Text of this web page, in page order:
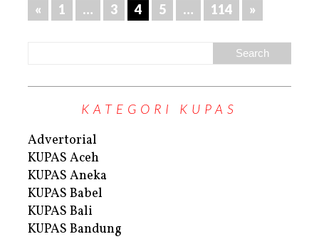
« 1 … 3 4 5 … 114 »
KATEGORI KUPAS
Advertorial
KUPAS Aceh
KUPAS Aneka
KUPAS Babel
KUPAS Bali
KUPAS Bandung